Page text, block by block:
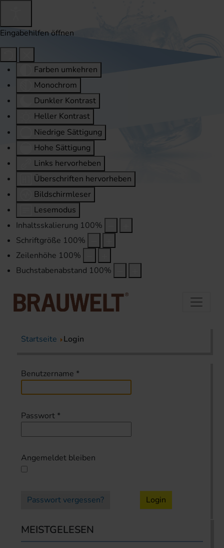
Eingabehilfen öffnen
Farben umkehren
Monochrom
Dunkler Kontrast
Heller Kontrast
Niedrige Sättigung
Hohe Sättigung
Links hervorheben
Überschriften hervorheben
Bildschirmleser
Lesemodus
Inhaltsskalierung 100%
Schriftgröße 100%
Zeilenhöhe 100%
Buchstabenabstand 100%
Startseite Login
Benutzername *
Passwort *
Angemeldet bleiben
Passwort vergessen? Login
MEISTGELESEN